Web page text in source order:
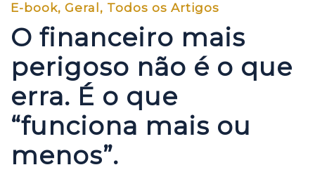
E-book, Geral , Todos os Artigos
O financeiro mais
perigoso não é o que
erra. É o que
“funciona mais ou
menos”.